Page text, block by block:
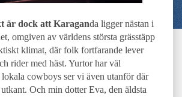
är dock att Karaganda ligger nästan i
omgiven av världens största grässtäpp
klimat, där folk fortfarande lever
rider med häst. Yurtor har väl
cowboys ser vi även utanför där
Och min dotter Eva, den äldsta